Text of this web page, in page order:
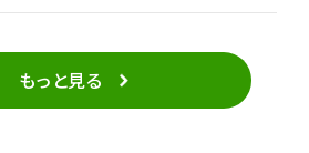
もっと見る